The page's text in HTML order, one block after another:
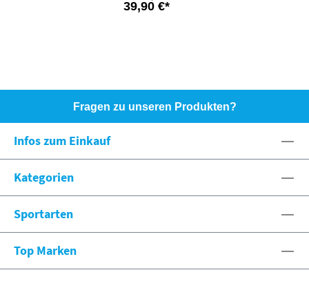
39,90 €*
Fragen zu unseren Produkten?
eshop@spexx.org
Infos zum Einkauf
Kategorien
Sportarten
Top Marken